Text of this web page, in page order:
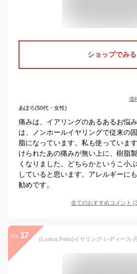
ショップでみる
価
あぽろ(50代・女性)
痛みは、イアリングのあるあるお悩
は、ノンホールイヤリングで従来の
脂になっています。私も使っていま
けられたあの痛みが無い上に、樹脂
くなりました。どちらかというこ小
していると思います。アレルギーに
勧めです。
全てのおすすめコメント (
no. 17